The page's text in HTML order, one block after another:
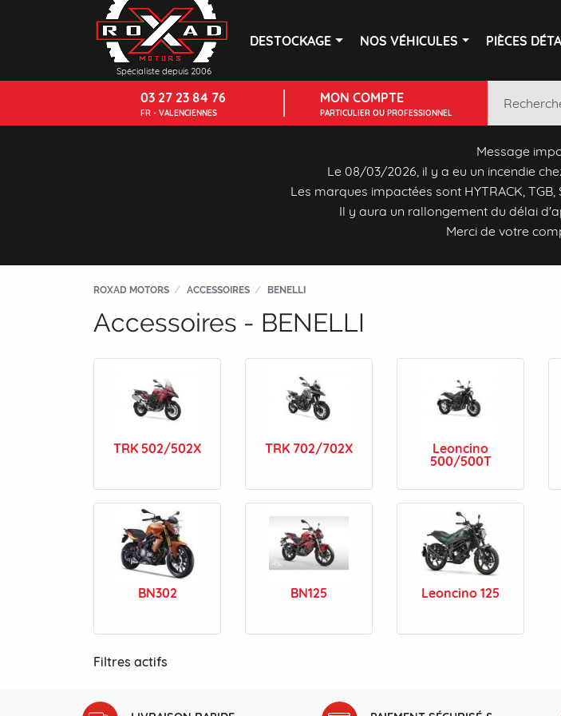
Spécialiste depuis 2006
DESTOCKAGE NOS VÉHICULES PIÈCES
03 27 23 84 76
FR - VALENCIENNES
MON COMPTE
PARTICULIER OU PROFESSIONNEL
Message
Le 08/03/2026, il y a eu un incendie
Les marques impactées sont HYTRACK, TGB,
Il y aura un rallongement du délai
Merci de votre
ROXAD MOTORS ACCESSOIRES BENELLI
Accessoires - BENELLI
TRK 502/502X TRK 702/702X
Leoncino
500/500T
BN302 BN125 Leoncino 125
Filtres actifs